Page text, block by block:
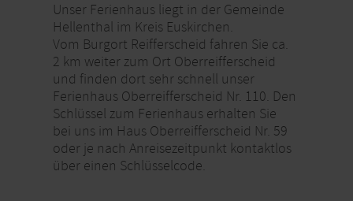
Unser Ferienhaus liegt in der Gemeinde
Hellenthal im Kreis Euskirchen.
Vom Burgort Reifferscheid fahren Sie ca.
2 km weiter zum Ort Oberreifferscheid
und finden dort sehr schnell unser
Ferienhaus Oberreifferscheid Nr. 110. Den
Schlüssel zum Ferienhaus erhalten Sie
bei uns im Haus Oberreifferscheid Nr. 59
oder je nach Anreisezeitpunkt kontaktlos
über einen Schlüsselcode.